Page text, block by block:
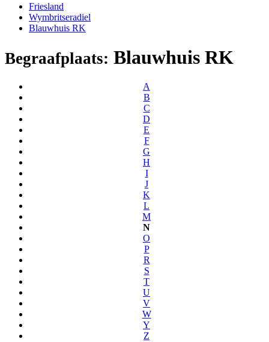
Friesland
Wymbritseradiel
Blauwhuis RK
Begraafplaats: Blauwhuis RK
A
B
C
D
E
F
G
H
I
J
K
L
M
N
O
P
R
S
T
U
V
W
Y
Z